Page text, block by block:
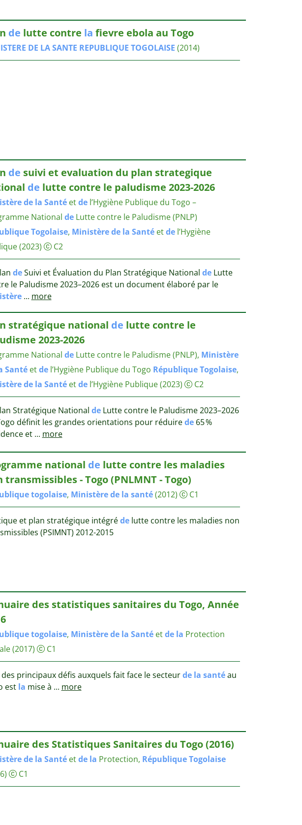
de lutte contre la fievre ebola au Togo
DE LA SANTE REPUBLIQUE TOGOLAISE (2014)
de suivi et evaluation du plan strategique
de lutte contre le paludisme 2023-2026
de la Santéetdel’Hygiène Publique du Togo –
National deLutte contre le Paludisme (PNLP)
Togolaise, Ministère de la Santéetdel’Hygiène
(2023) C2
deSuivi et Évaluation du Plan Stratégique National deLutte
le Paludisme 2023–2026 est un document élaboré par le
... more
stratégique national de lutte contre le
2023-2026
National deLutte contre le Paludisme (PNLP), Ministère
Santéetdel’Hygiène Publique du Togo République Togolaise,
de la Santéetdel’Hygiène Publique (2023) C2
Stratégique National deLutte contre le Paludisme 2023–2026
définit les grandes orientations pour réduirede65 %
et ... more
national de lutte contre les maladies
transmissibles - Togo (PNLMNT - Togo)
togolaise, Ministère de la santé (2012) C1
et plan stratégique intégrédelutte contre les maladies non
(PSIMNT) 2012-2015
des statistiques sanitaires du Togo, Année
togolaise, Ministère de la Santéetde la Protection
(2017) C1
des principaux défis auxquels fait face le secteurde la santéau
est la mise à ... more
des Statistiques Sanitaires du Togo (2016)
de la Santéetde la Protection, République Togolaise
C1